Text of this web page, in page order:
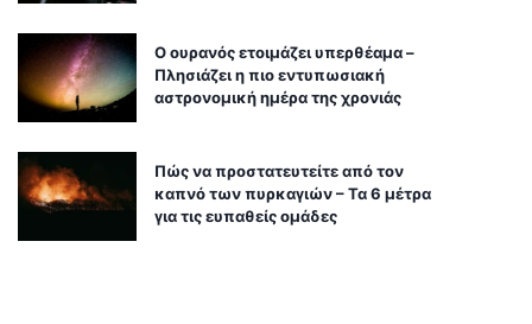
Ο ουρανός ετοιμάζει υπερθέαμα –
Πλησιάζει η πιο εντυπωσιακή
αστρονομική ημέρα της χρονιάς
Πώς να προστατευτείτε από τον
καπνό των πυρκαγιών – Τα 6 μέτρα
για τις ευπαθείς ομάδες